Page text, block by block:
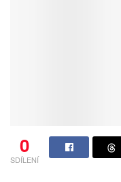
0
SDÍLENÍ